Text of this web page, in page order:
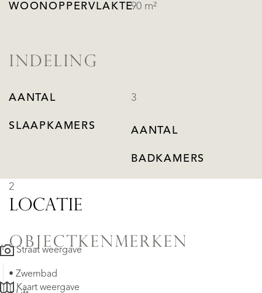
WOONOPPERVLAKTE90 m²
INDELING
AANTAL
SLAAPKAMERS
3
AANTAL
BADKAMERS
2
OBJECTKENMERKEN
• Zwembad
LOCATIE
Straat weergave
Kaart weergave